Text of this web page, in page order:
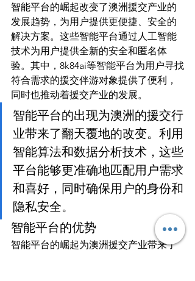
智能平台的崛起改变了澳洲援交产业的
发展趋势，为用户提供更便捷、安全的
解决方案。这些智能平台通过人工智能
技术为用户提供全新的安全和匿名体
验。其中，8k84ai等智能平台为用户寻找
符合需求的援交伴游对象提供了便利，
同时也推动着援交产业的发展。
智能平台的出现为澳洲的援交行
业带来了翻天覆地的改变。利用
智能算法和数据分析技术，这些
平台能够更准确地匹配用户需求
和喜好，同时确保用户的身份和
隐私安全。
智能平台的优势
智能平台的崛起为澳洲援交产业带来了